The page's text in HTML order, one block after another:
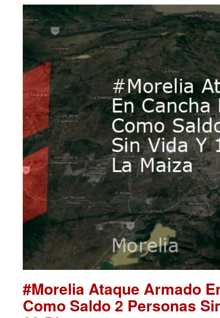
#Morelia Ataque Armado
Como Saldo 2 Personas